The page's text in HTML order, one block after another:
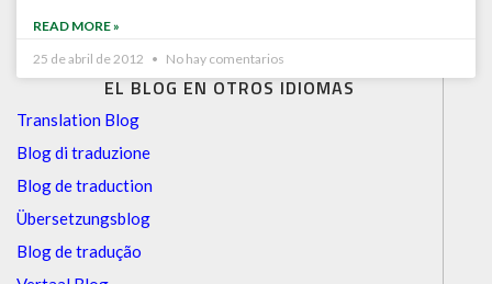
EL BLOG EN OTROS IDIOMAS
Translation Blog
Blog di traduzione
Blog de traduction
Übersetzungsblog
Blog de tradução
READ MORE »
25 de abril de 2012
No hay comentarios